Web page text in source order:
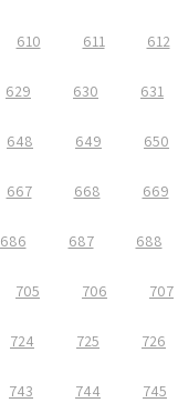
610 611 612
629 630 631
648 649 650
667 668 669
686 687 688
705 706 707
724 725 726
743 744 745